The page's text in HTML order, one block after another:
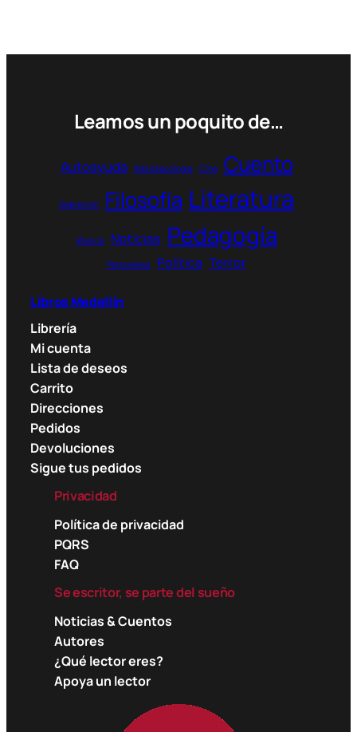
Las
pueden
elegir
la
página
de
producto
Leamos un poquito de…
Autoayuda Bibliotecología Cine Cuento
Depresión Filosofía Literatura
Música Noticias Pedagogía
Personajes Política Terror
Libros Medellín
Librería
Mi cuenta
Lista de deseos
Carrito
Direcciones
Pedidos
Devoluciones
Sigue tus pedidos
Privacidad
Política de privacidad
PQRS
FAQ
Se escritor, se parte del sueño
Noticias & Cuentos
Autores
¿Qué lector eres?
Apoya un lector